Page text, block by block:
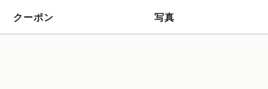
クーポン 写真